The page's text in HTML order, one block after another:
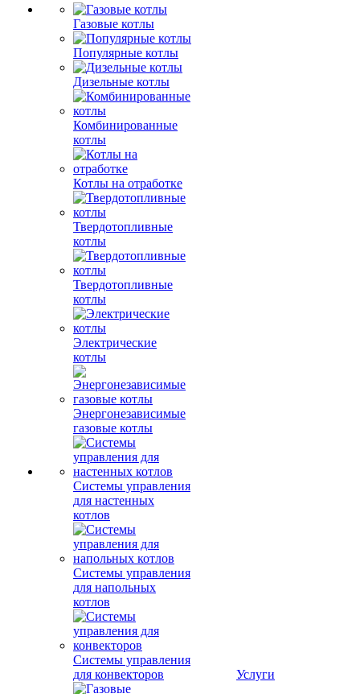
Газовые котлы
Популярные котлы
Дизельные котлы
Комбинированные
котлы
Котлы на отработке
Твердотопливные
котлы
Твердотопливные
котлы
Электрические
котлы
Энергонезависимые
газовые котлы
Системы управления
для настенных
котлов
Системы управления
для напольных
котлов
Системы управления
для конвекторов
Услуги